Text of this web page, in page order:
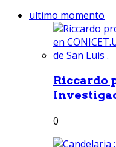
ultimo momento
Riccardo
0